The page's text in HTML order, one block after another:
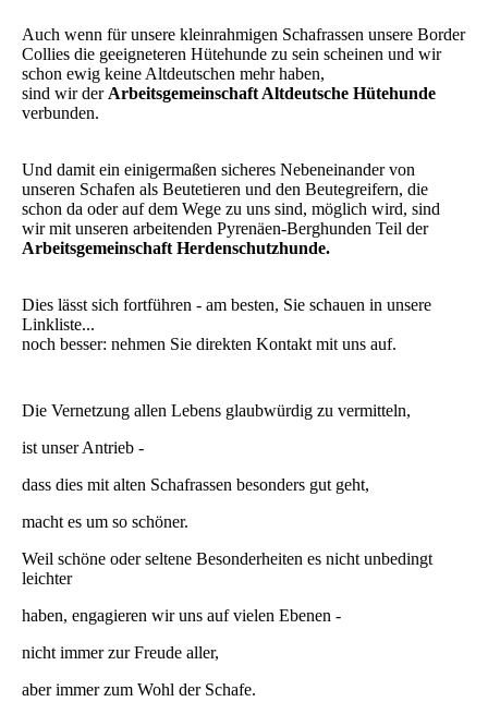
Auch wenn für unsere kleinrahmigen Schafrassen unsere Border
Collies die geeigneteren Hütehunde zu sein scheinen und wir
schon ewig keine Altdeutschen mehr haben,
sind wir der Arbeitsgemeinschaft Altdeutsche Hütehunde
verbunden.
Und damit ein einigermaßen sicheres Nebeneinander von
unseren Schafen als Beutetieren und den Beutegreifern, die
schon da oder auf dem Wege zu uns sind, möglich wird, sind
wir mit unseren arbeitenden Pyrenäen-Berghunden Teil der
Arbeitsgemeinschaft Herdenschutzhunde.
Dies lässt sich fortführen - am besten, Sie schauen in unsere
Linkliste...
noch besser: nehmen Sie direkten Kontakt mit uns auf.
Die Vernetzung allen Lebens glaubwürdig zu vermitteln,
ist unser Antrieb -
dass dies mit alten Schafrassen besonders gut geht,
macht es um so schöner.
Weil schöne oder seltene Besonderheiten es nicht unbedingt
leichter
haben, engagieren wir uns auf vielen Ebenen -
nicht immer zur Freude aller,
aber immer zum Wohl der Schafe.